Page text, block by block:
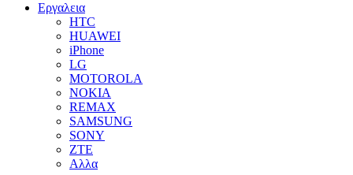
Εργαλεια
HTC
HUAWEI
iPhone
LG
MOTOROLA
NOKIA
REMAX
SAMSUNG
SONY
ZTE
Αλλα